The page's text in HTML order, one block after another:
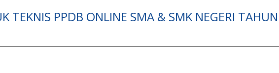
TEKNIS PPDB ONLINE SMA & SMK NEGERI